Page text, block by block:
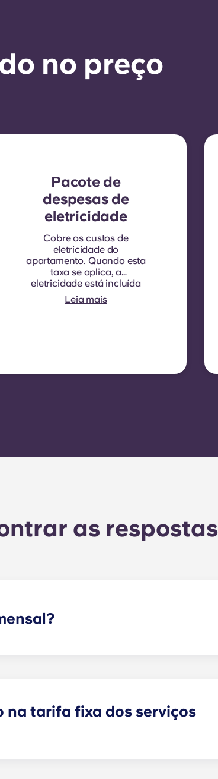
no preço
Pacote de
despesas de
eletricidade
Cobre os custos de
eletricidade do
apartamento. Quando esta
taxa se aplica, a
eletricidade está incluída
na sua renda mensal e não
é necessário qualquer
inquilinos devem celebrar o
Leia mais
as respostas
na tarifa fixa dos serviços